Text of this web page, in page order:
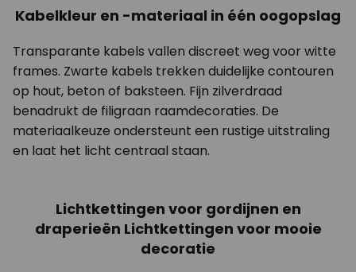
Kabelkleur en -materiaal in één oogopslag
Transparante kabels vallen discreet weg voor witte
frames. Zwarte kabels trekken duidelijke contouren
op hout, beton of baksteen. Fijn zilverdraad
benadrukt de filigraan raamdecoraties. De
materiaalkeuze ondersteunt een rustige uitstraling
en laat het licht centraal staan.
Lichtkettingen voor gordijnen en
draperieën Lichtkettingen voor mooie
decoratie